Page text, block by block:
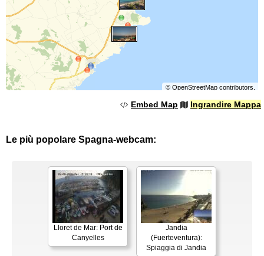
© OpenStreetMapcontributors.
Embed Map Ingrandire Mappa
Le più popolare Spagna-webcam:
Lloret de Mar: Port de
Canyelles
Jandia
(Fuerteventura):
Spiaggia di Jandia